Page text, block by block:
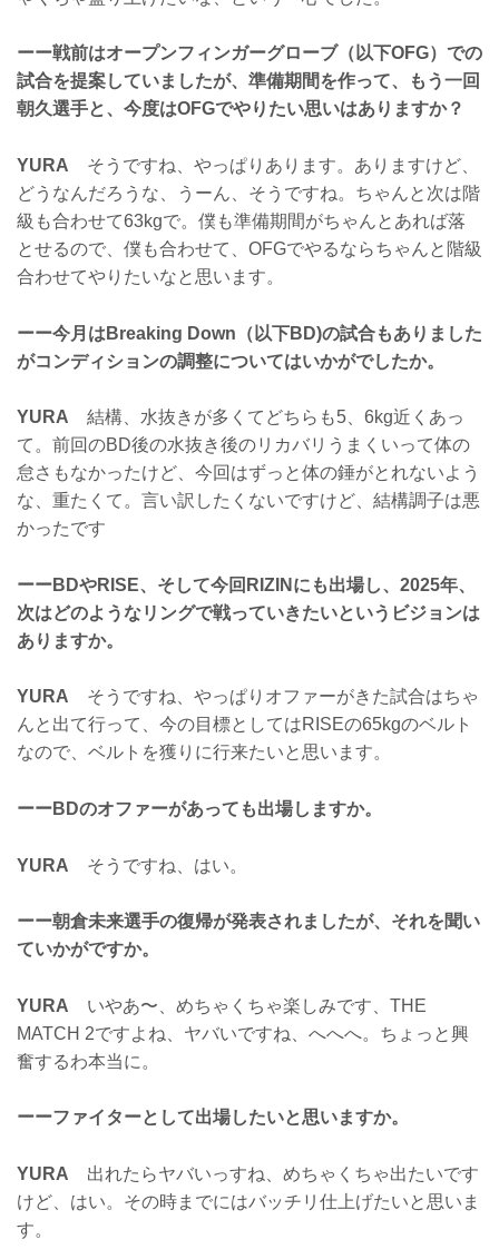
ーー戦前はオープンフィンガーグローブ（以下OFG）での
試合を提案していましたが、準備期間を作って、もう一回
朝久選手と、今度はOFGでやりたい思いはありますか？
YURA そうですね、やっぱりあります。ありますけど、
どうなんだろうな、うーん、そうですね。ちゃんと次は階
級も合わせて63kgで。僕も準備期間がちゃんとあれば落
とせるので、僕も合わせて、OFGでやるならちゃんと階級
合わせてやりたいなと思います。
ーー今月はBreaking Down（以下BD)の試合もありました
がコンディションの調整についてはいかがでしたか。
YURA 結構、水抜きが多くてどちらも5、6kg近くあっ
て。前回のBD後の水抜き後のリカバリうまくいって体の
怠さもなかったけど、今回はずっと体の錘がとれないよう
な、重たくて。言い訳したくないですけど、結構調子は悪
かったです
ーーBDやRISE、そして今回RIZINにも出場し、2025年、
次はどのようなリングで戦っていきたいというビジョンは
ありますか。
YURA そうですね、やっぱりオファーがきた試合はちゃ
んと出て行って、今の目標としてはRISEの65kgのベルト
なので、ベルトを獲りに行来たいと思います。
ーーBDのオファーがあっても出場しますか。
YURA そうですね、はい。
ーー朝倉未来選手の復帰が発表されましたが、それを聞い
ていかがですか。
YURA いやあ〜、めちゃくちゃ楽しみです、THE
MATCH 2ですよね、ヤバいですね、へへへ。ちょっと興
奮するわ本当に。
ーーファイターとして出場したいと思いますか。
YURA 出れたらヤバいっすね、めちゃくちゃ出たいです
けど、はい。その時までにはバッチリ仕上げたいと思いま
す。